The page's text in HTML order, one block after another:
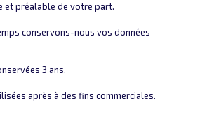
et préalable de votre part.
conservons-nous vos données
3 ans.
après à des fins commerciales.